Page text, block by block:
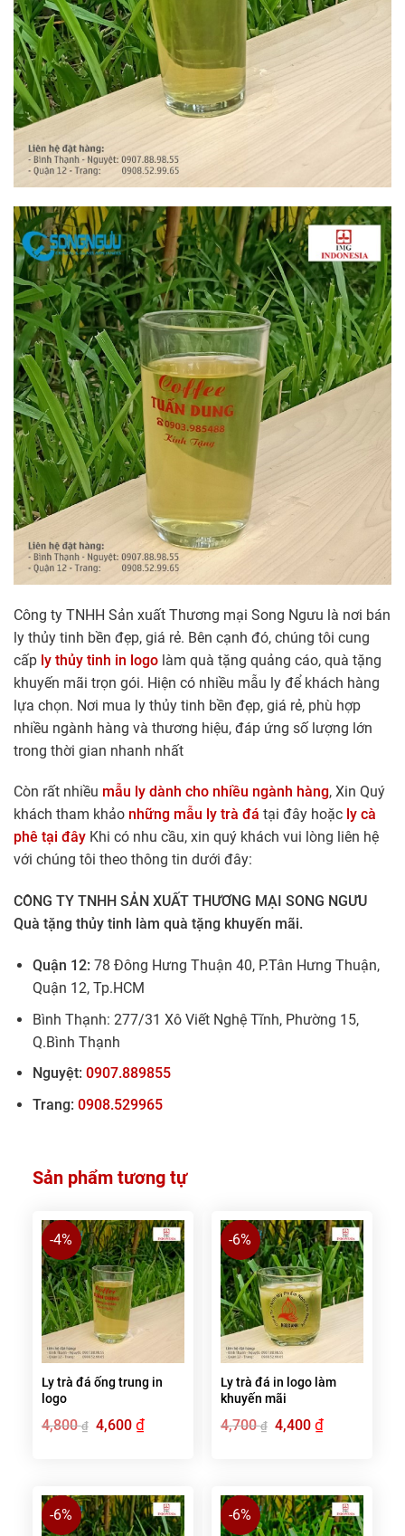
Công ty TNHH Sản xuất Thương mại Song Ngưu là nơi bán
ly thủy tinh bền đẹp, giá rẻ. Bên cạnh đó, chúng tôi cung
cấp ly thủy tinh in logo làm quà tặng quảng cáo, quà tặng
khuyến mãi trọn gói. Hiện có nhiều mẫu ly để khách hàng
lựa chọn. Nơi mua ly thủy tinh bền đẹp, giá rẻ, phù hợp
nhiều ngành hàng và thương hiệu, đáp ứng số lượng lớn
trong thời gian nhanh nhất
Còn rất nhiều mẫu ly dành cho nhiều ngành hàng, Xin Quý
khách tham khảo những mẫu ly trà đá tại đây hoặc ly cà
phê tại đây Khi có nhu cầu, xin quý khách vui lòng liên hệ
với chúng tôi theo thông tin dưới đây:
CÔNG TY TNHH SẢN XUẤT THƯƠNG MẠI SONG NGƯU
Quà tặng thủy tinh làm quà tặng khuyến mãi.
Quận 12: 78 Đông Hưng Thuận 40, P.Tân Hưng Thuận,
Quận 12, Tp.HCM
Bình Thạnh: 277/31 Xô Viết Nghệ Tĩnh, Phường 15,
Q.Bình Thạnh
Nguyệt: 0907.889855
Trang: 0908.529965
Sản phẩm tương tự
-4%
Ly trà đá ống trung in
logo
4,800₫ Giá
gốc
4,600 ₫Giá
hiện
-6%
Ly trà đá in logo làm
khuyến mãi
4,700₫ Giá
gốc
4,400 ₫Giá
hiện
-6% -6%